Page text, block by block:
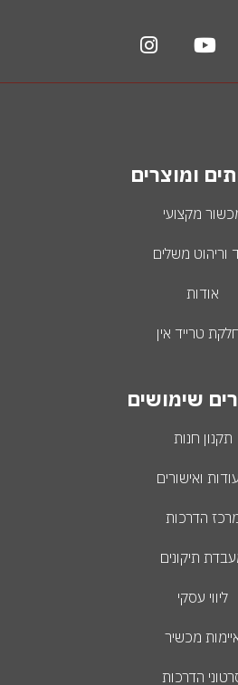
ומוצרים
מקצועי
וריהוט משלים
אודות
טרייד אין
שימושים
תקנון חנות
ואישורים
הדרכות
תיקונים
ליווי עסקי
מכשיר
הדרכות